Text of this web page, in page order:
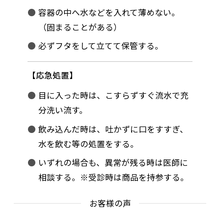
容器の中へ水などを入れて薄めない。
（固まることがある）
必ずフタをして立てて保管する。
応急処置
目に入った時は、こすらずすぐ流水で充
分洗い流す。
飲み込んだ時は、吐かずに口をすすぎ、
水を飲む等の処置をする。
いずれの場合も、異常が残る時は医師に
相談する。※受診時は商品を持参する。
お客様の声